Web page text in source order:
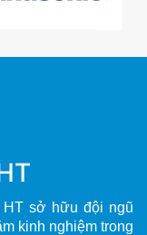
sở hữu đội ngũ
kinh nghiệm trong